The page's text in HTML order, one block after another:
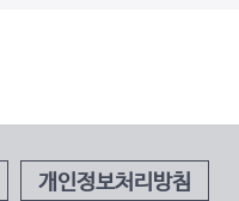
개인정보처리방침